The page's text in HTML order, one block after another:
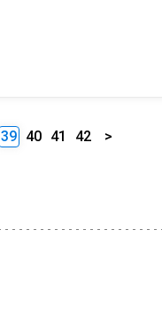
39 40 41 42 >